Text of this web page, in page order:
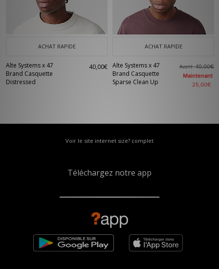
ACHAT RAPIDE
Alte Systems x 47
Brand Casquette
Distressed
40,00€
ACHAT RAPIDE
Alte Systems x 47
Brand Casquette
Sparse Clean Up
Avant40,00€
Maintenant
25,00€
Voir le site internet size? complet
Téléchargez notre app